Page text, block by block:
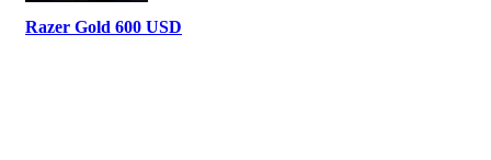
Razer Gold 600 USD